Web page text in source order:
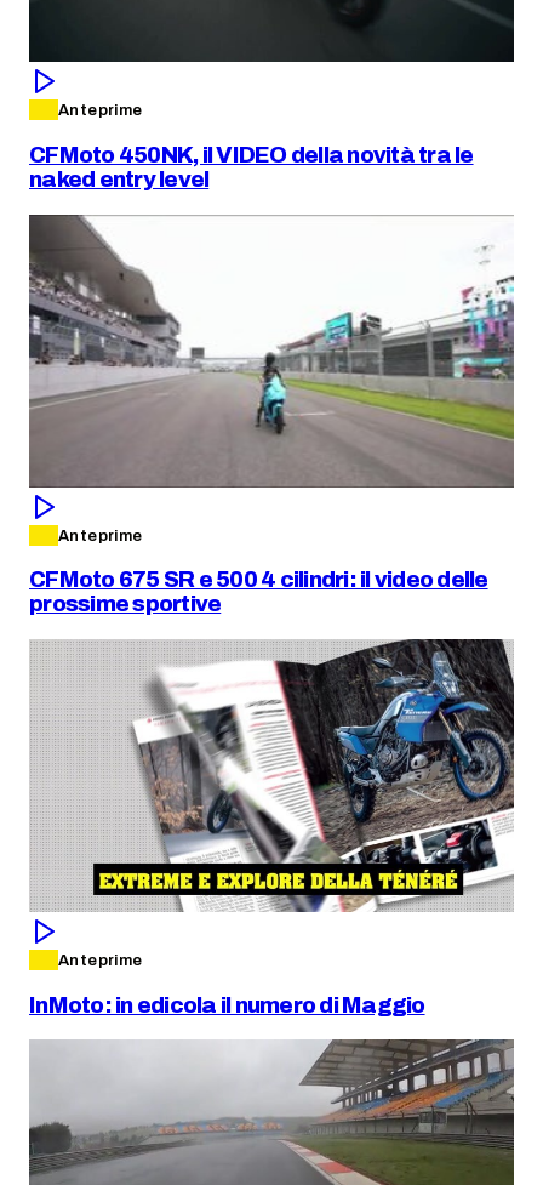
Anteprime
CFMoto 450NK, il VIDEO della novità tra le
naked entry level
Anteprime
CFMoto 675 SR e 500 4 cilindri: il video delle
prossime sportive
Anteprime
InMoto: in edicola il numero di Maggio